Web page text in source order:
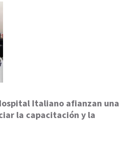
Italiano afianzan una
la capacitación y la